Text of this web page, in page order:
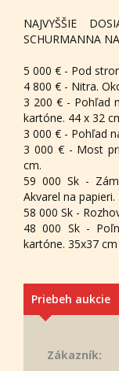
NAJVYŠŠIE
SCHURMANNA
5 000 € - Pod
4 800 € - Nitra.
3 200 € - Pohľad
kartóne. 44 x 32
3 000 € - Pohľad
3 000 € - Most
cm.
59 000 Sk -
Akvarel na papieri.
58 000 Sk -
48 000 Sk -
kartóne. 35x37 cm
Priebeh aukcie
Zákazník: